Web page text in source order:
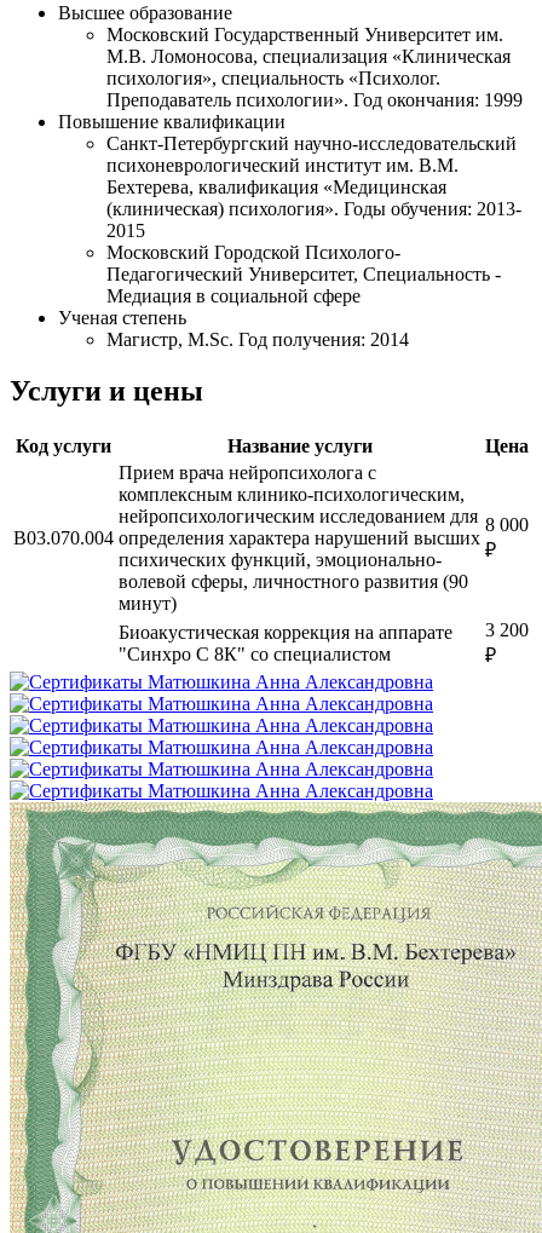
Высшее образование
Московский Государственный Университет им.
М.В. Ломоносова, специализация «Клиническая
психология», специальность «Психолог.
Преподаватель психологии». Год окончания: 1999
Повышение квалификации
Санкт-Петербургский научно-исследовательский
психоневрологический институт им. В.М.
Бехтерева, квалификация «Медицинская
(клиническая) психология». Годы обучения: 2013-
2015
Московский Городской Психолого-
Педагогический Университет, Специальность -
Медиация в социальной сфере
Ученая степень
Магистр, M.Sc. Год получения: 2014
Услуги и цены
Код услуги Название услуги Цена
В03.070.004
Прием врача нейропсихолога с
комплексным клинико-психологическим,
нейропсихологическим исследованием для
определения характера нарушений высших
психических функций, эмоционально-
волевой сферы, личностного развития (90
минут)
8 000
₽
Биоакустическая коррекция на аппарате
"Синхро С 8К" со специалистом
3 200
₽